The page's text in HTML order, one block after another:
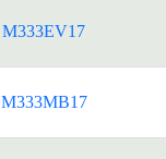
M333EV17
M333MB17